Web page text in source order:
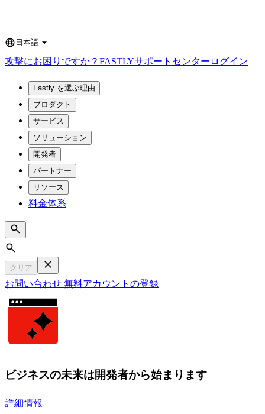
Language
日本語
攻撃にお困りですか？ FASTLYサポートセンター ログイン
Fastly を選ぶ理由
プロダクト
サービス
ソリューション
開発者
パートナー
リソース
料金体系
Search
クリア
お問い合わせ 無料アカウントの登録
ビジネスの未来は開発者から始まります
詳細情報